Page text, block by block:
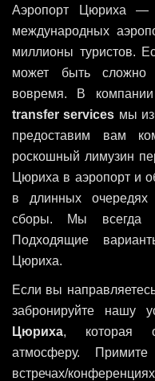
Аэропорт Цюриха —
международных
миллионы туристов.
может быть сложно
вовремя. В
transfer services мы
предоставим вам
роскошный лимузин
Цюриха в аэропорт и
в длинных очередях
сборы. Мы всегда
Подходящие
Цюриха.
Если вы
забронируйте нашу
Цюриха, которая
атмосферу.
встречах/